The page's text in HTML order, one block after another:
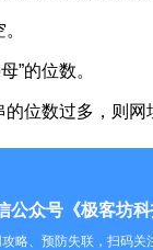
”的位数。
位数过多，则网
公众号《极客坊科
略、预防失联，扫码关